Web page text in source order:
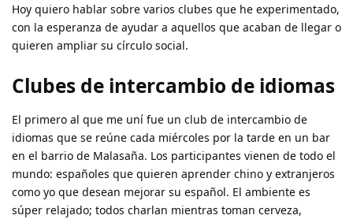
Hoy quiero hablar sobre varios clubes que he experimentado,
con la esperanza de ayudar a aquellos que acaban de llegar o
quieren ampliar su círculo social.
Clubes de intercambio de idiomas
El primero al que me uní fue un club de intercambio de
idiomas que se reúne cada miércoles por la tarde en un bar
en el barrio de Malasaña. Los participantes vienen de todo el
mundo: españoles que quieren aprender chino y extranjeros
como yo que desean mejorar su español. El ambiente es
súper relajado; todos charlan mientras toman cerveza,